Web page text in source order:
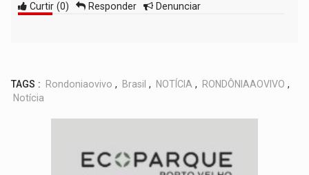
Curtir (0) Responder Denunciar
TAGS : Rondoniaovivo , Brasil , NOTÍCIA , RONDÔNIAAOVIVO ,
Notícia